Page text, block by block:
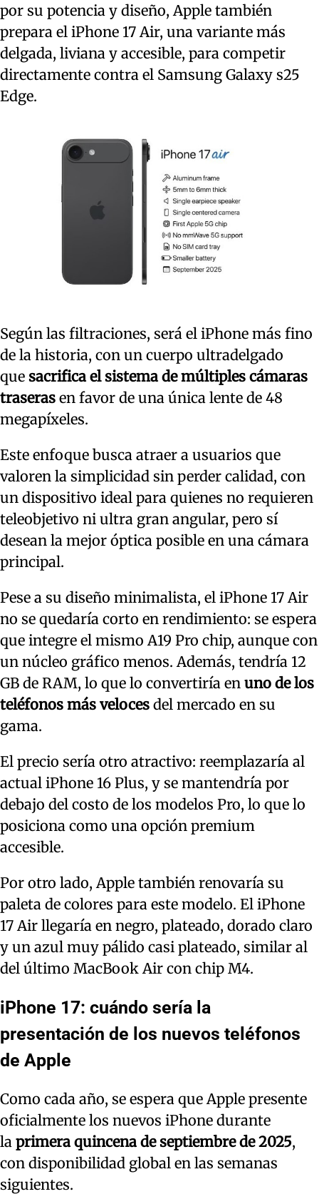
por su potencia y diseño, Apple también
prepara el iPhone 17 Air, una variante más
delgada, liviana y accesible, para competir
directamente contra el Samsung Galaxy s25
Edge.
Según las filtraciones, será el iPhone más fino
de la historia, con un cuerpo ultradelgado
que sacrifica el sistema de múltiples cámaras
traseras en favor de una única lente de 48
megapíxeles.
Este enfoque busca atraer a usuarios que
valoren la simplicidad sin perder calidad, con
un dispositivo ideal para quienes no requieren
teleobjetivo ni ultra gran angular, pero sí
desean la mejor óptica posible en una cámara
principal.
Pese a su diseño minimalista, el iPhone 17 Air
no se quedaría corto en rendimiento: se espera
que integre el mismo A19 Pro chip, aunque con
un núcleo gráfico menos. Además, tendría 12
GB de RAM, lo que lo convertiría en uno de los
teléfonos más veloces del mercado en su
gama.
El precio sería otro atractivo: reemplazaría al
actual iPhone 16 Plus, y se mantendría por
debajo del costo de los modelos Pro, lo que lo
posiciona como una opción premium
accesible.
Por otro lado, Apple también renovaría su
paleta de colores para este modelo. El iPhone
17 Air llegaría en negro, plateado, dorado claro
y un azul muy pálido casi plateado, similar al
del último MacBook Air con chip M4.
iPhone 17: cuándo sería la
presentación de los nuevos teléfonos
de Apple
Como cada año, se espera que Apple presente
oficialmente los nuevos iPhone durante
la primera quincena de septiembre de 2025,
con disponibilidad global en las semanas
siguientes.